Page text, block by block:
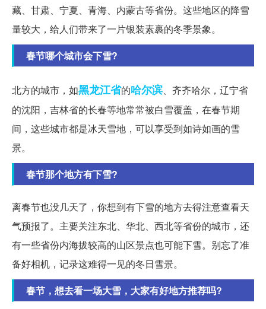
藏、甘肃、宁夏、青海、内蒙古等省份。这些地区的降雪
量较大，给人们带来了一片银装素裹的冬季景象。
春节哪个城市会下雪?
北方的城市，如黑龙江省的哈尔滨、齐齐哈尔，辽宁省
的沈阳，吉林省的长春等地常常被白雪覆盖，在春节期
间，这些城市都是冰天雪地，可以享受到如诗如画的雪
景。
春节那个地方有下雪?
离春节也没几天了，你想到有下雪的地方去得注意查看天
气预报了。主要关注东北、华北、西北等省份的城市，还
有一些省份内海拔较高的山区景点也可能下雪。别忘了准
备好相机，记录这难得一见的冬日雪景。
春节，想去看一场大雪，大家有好地方推荐吗?